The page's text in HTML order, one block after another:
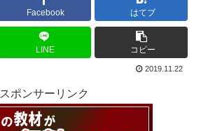
Facebook はてブ
LINE コピー
2019.11.22
スポンサーリンク